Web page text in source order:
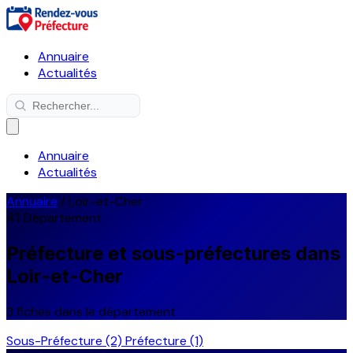
Annuaire
Actualités
Annuaire
Actualités
Annuaire /Loir-et-Cher
41 Département
Préfecture et sous-préfectures dans
Loir-et-Cher
3 fiches dans le département
Sous-Préfecture (2) Préfecture (1)